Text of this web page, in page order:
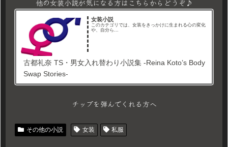
他の女装小説が気になる方はこちらからどうぞ♪
女装小説
このカテゴリでは、女装をきっかけに生まれる心の変化
や、自分ら...
古都礼奈 TS・男女入れ替わり小説集 -Reina Koto’s Body
Swap Stories-
チップを弾んでくれる方へ
その他の小説 女装 私服